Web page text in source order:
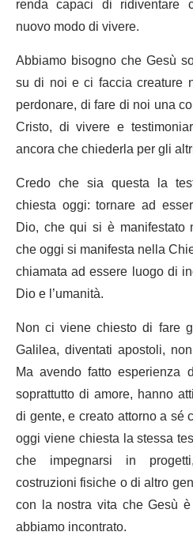
nuovo modo di vivere.
Abbiamo bisogno che Gesù
su di noi e ci faccia creature
perdonare, di fare di noi una
Cristo, di vivere e
ancora che chiederla per gli
Credo che sia questa la
chiesta oggi: tornare ad
Dio, che qui si è
che oggi si manifesta nella
chiamata ad essere luogo di
Dio e l’umanità.
Non ci viene chiesto di fare
Galilea, diventati apostoli,
Ma avendo fatto
soprattutto di amore, hanno
di gente, e creato attorno a sé
oggi viene chiesta la stessa
che impegnarsi in
costruzioni fisiche o di altro
con la nostra vita che Gesù
abbiamo incontrato.